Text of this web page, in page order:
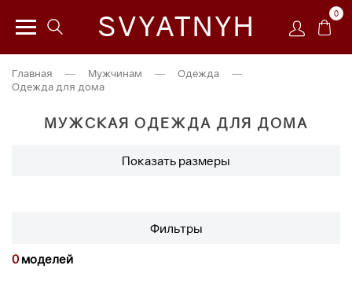
SVYATNYH 0
Главная — Мужчинам — Одежда
—
Одежда для дома
МУЖСКАЯ ОДЕЖДА ДЛЯ ДОМА
Показать размеры
Фильтры
0моделей